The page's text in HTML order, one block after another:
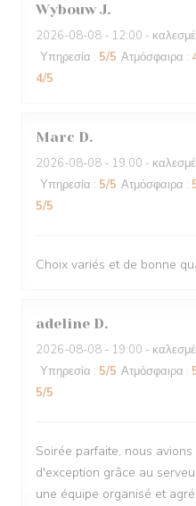
Wybouw J
2026-08-08 - 12:00 -
Υπηρεσία : 5/5 Ατμόσφαιρα :
4/5
Marc D
2026-08-08 - 19:00 -
Υπηρεσία : 5/5 Ατμόσφαιρα :
5/5
Choix variés et de bonne
adeline D
2026-08-08 - 19:00 -
Υπηρεσία : 5/5 Ατμόσφαιρα :
5/5
Soirée parfaite, nous
d'exception grâce au
une équipe organisé et